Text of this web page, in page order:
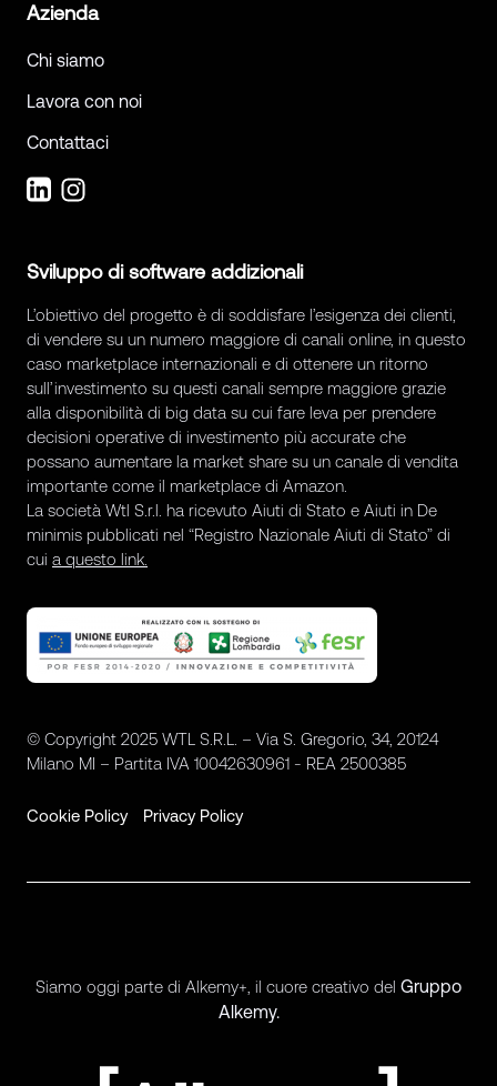
Azienda
Chi siamo
Lavora con noi
Contattaci
Sviluppo di software addizionali
L’obiettivo del progetto è di soddisfare l’esigenza dei clienti,
di vendere su un numero maggiore di canali online, in questo
caso marketplace internazionali e di ottenere un ritorno
sull’investimento su questi canali sempre maggiore grazie
alla disponibilità di big data su cui fare leva per prendere
decisioni operative di investimento più accurate che
possano aumentare la market share su un canale di vendita
importante come il marketplace di Amazon.
La società Wtl S.r.l. ha ricevuto Aiuti di Stato e Aiuti in De
minimis pubblicati nel “Registro Nazionale Aiuti di Stato” di
cui a questo link.
© Copyright 2025 WTL S.R.L. – Via S. Gregorio, 34, 20124
Milano MI – Partita IVA 10042630961 - REA 2500385
Cookie Policy Privacy Policy
Siamo oggi parte di Alkemy+, il cuore creativo del Gruppo
Alkemy.